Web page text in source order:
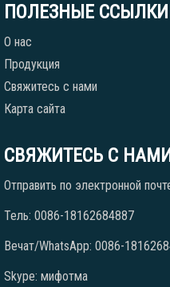
ПОЛЕЗНЫЕ ССЫЛКИ
О нас
Продукция
Свяжитесь с нами
Карта сайта
СВЯЖИТЕСЬ С НАМИ
Отправить по электронной
Тель: 0086-18162684887
Вечат/WhatsApp: 0086-
Skype: мифотма